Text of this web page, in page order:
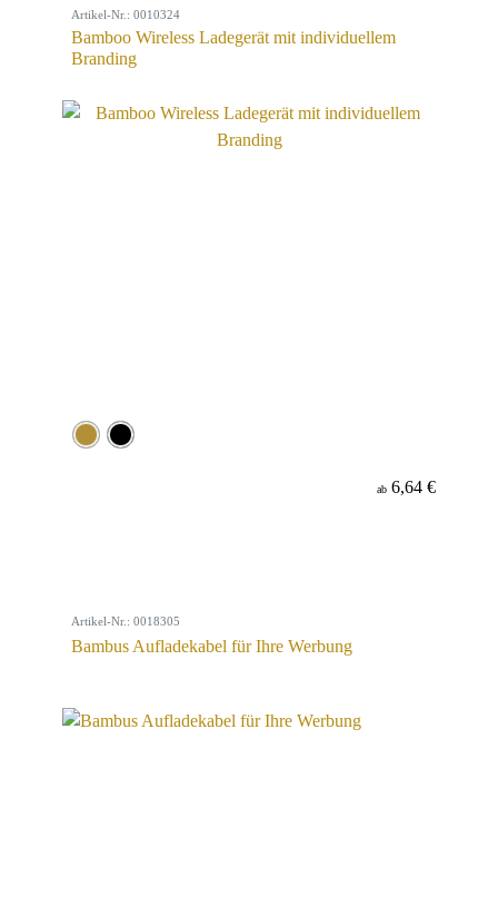
Artikel-Nr.: 0010324
Bamboo Wireless Ladegerät mit individuellem
Branding
ab 6,64 €
Artikel-Nr.: 0018305
Bambus Aufladekabel für Ihre Werbung